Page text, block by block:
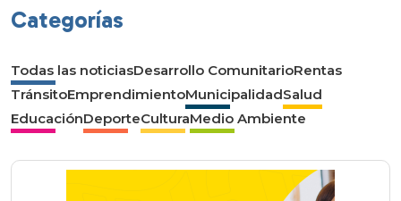
Categorías
Todas las noticiasDesarrollo ComunitarioRentas
TránsitoEmprendimientoMunicipalidadSalud
EducaciónDeporteCulturaMedio Ambiente